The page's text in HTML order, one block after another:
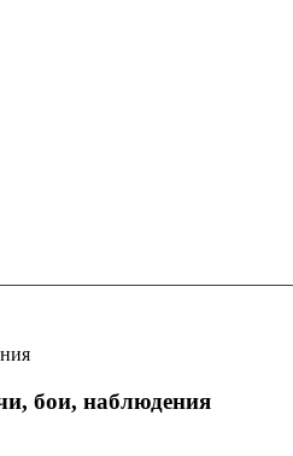
бои, наблюдения